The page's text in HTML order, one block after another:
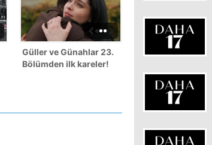
Güller ve Günahlar 23.
Bölümden ilk kareler!